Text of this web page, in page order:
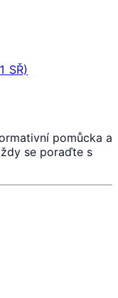
SŘ)
pomůcka a
se poraďte s